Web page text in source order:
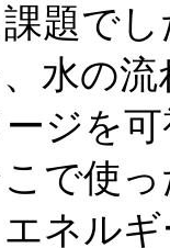
題でし
水の
ジを
で使
ネル